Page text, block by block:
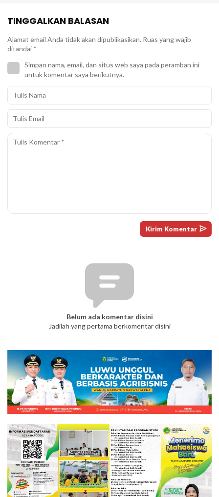
TINGGALKAN BALASAN
Alamat email Anda tidak akan dipublikasikan. Ruas yang wajib
ditandai *
Simpan nama, email, dan situs web saya pada peramban ini
untuk komentar saya berikutnya.
Belum ada komentar disini
Jadilah yang pertama berkomentar disini